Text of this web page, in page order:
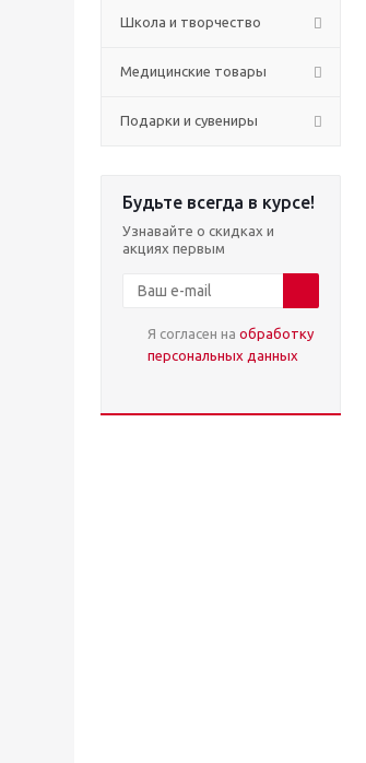
Школа и творчество
Медицинские товары
Подарки и сувениры
Будьте всегда в курсе!
Узнавайте о скидках и
акциях первым
Я согласен на обработку
персональных данных